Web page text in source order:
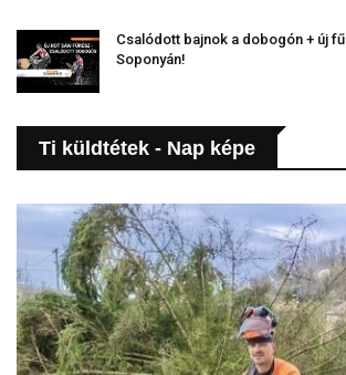
Csalódott bajnok a dobogón + új
Soponyán!
Ti küldtétek - Nap képe